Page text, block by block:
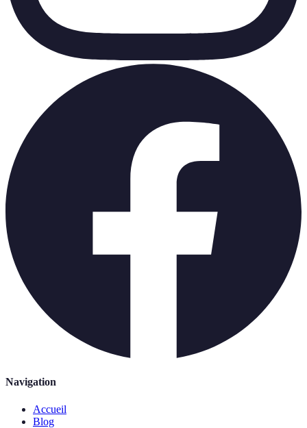
Navigation
Accueil
Blog